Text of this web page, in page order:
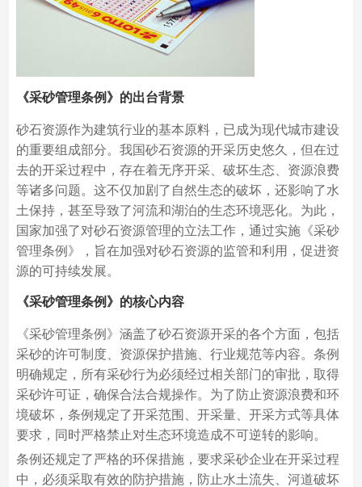
《采砂管理条例》的出台背景
砂石资源作为建筑行业的基本原料，已成为现代城市建设
的重要组成部分。我国砂石资源的开采历史悠久，但在过
去的开采过程中，存在着无序开采、破坏生态、资源浪费
等诸多问题。这不仅加剧了自然生态的破坏，还影响了水
土保持，甚至导致了河流和湖泊的生态环境恶化。为此，
国家加强了对砂石资源管理的立法工作，通过实施《采砂
管理条例》，旨在加强对砂石资源的监管和利用，促进资
源的可持续发展。
《采砂管理条例》的核心内容
《采砂管理条例》涵盖了砂石资源开采的各个方面，包括
采砂的许可制度、资源保护措施、行业规范等内容。条例
明确规定，所有采砂行为必须经过相关部门的审批，取得
采砂许可证，确保合法合规操作。为了防止资源浪费和环
境破坏，条例规定了开采范围、开采量、开采方式等具体
要求，同时严格禁止对生态环境造成不可逆转的影响。
条例还规定了严格的环保措施，要求采砂企业在开采过程
中，必须采取有效的防护措施，防止水土流失、河道破坏